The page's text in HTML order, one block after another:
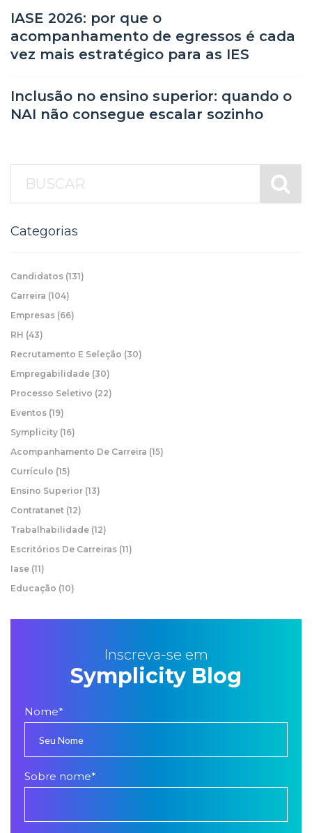
IASE 2026: por que o
acompanhamento de egressos é cada
vez mais estratégico para as IES
Inclusão no ensino superior: quando o
NAI não consegue escalar sozinho
Categorias
Candidatos (131)
Carreira (104)
Empresas (66)
RH (43)
Recrutamento E Seleção (30)
Empregabilidade (30)
Processo Seletivo (22)
Eventos (19)
Symplicity (16)
Acompanhamento De Carreira (15)
Currículo (15)
Ensino Superior (13)
Contratanet (12)
Trabalhabilidade (12)
Escritórios De Carreiras (11)
Iase (11)
Educação (10)
Inscreva-se em
Symplicity Blog
Nome*
Sobre nome*